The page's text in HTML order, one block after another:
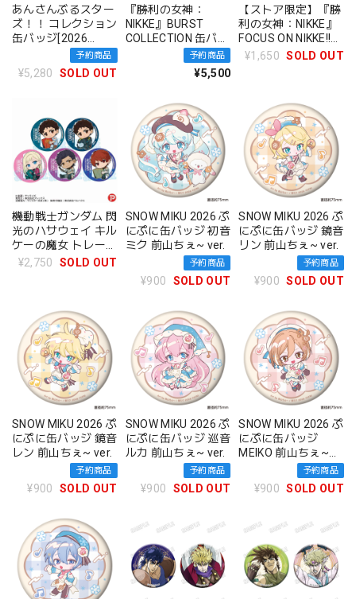
あんさんぶるスター
ズ！！ コレクション
缶バッジ[2026
全12種
予約商品
¥5,280 SOLD OUT
『勝利の女神：
NIKKE』BURST
COLLECTION 缶バッ
ジ Vol.8 BOX 全10種
予約商品
¥5,500
【ストア限定】『勝
利の女神：NIKKE』
FOCUS ON NIKKE!!
缶バッジセット ディ
¥1,650 SOLD OUT
機動戦士ガンダム 閃
光のハサウェイ キル
ケーの魔女 トレーデ
ィング缶バッジ ぎゅ
¥2,750 SOLD OUT
SNOW MIKU 2026 ぷ
にぷに缶バッジ 初音
ミク 前山ちぇ~ ver.
予約商品
¥900 SOLD OUT
SNOW MIKU 2026 ぷ
にぷに缶バッジ 鏡音
リン 前山ちぇ~ ver.
予約商品
¥900 SOLD OUT
SNOW MIKU 2026 ぷ
にぷに缶バッジ 鏡音
レン 前山ちぇ~ ver.
予約商品
¥900 SOLD OUT
SNOW MIKU 2026 ぷ
にぷに缶バッジ 巡音
ルカ 前山ちぇ~ ver.
予約商品
¥900 SOLD OUT
SNOW MIKU 2026 ぷ
にぷに缶バッジ
MEIKO 前山ちぇ~
予約商品
¥900 SOLD OUT